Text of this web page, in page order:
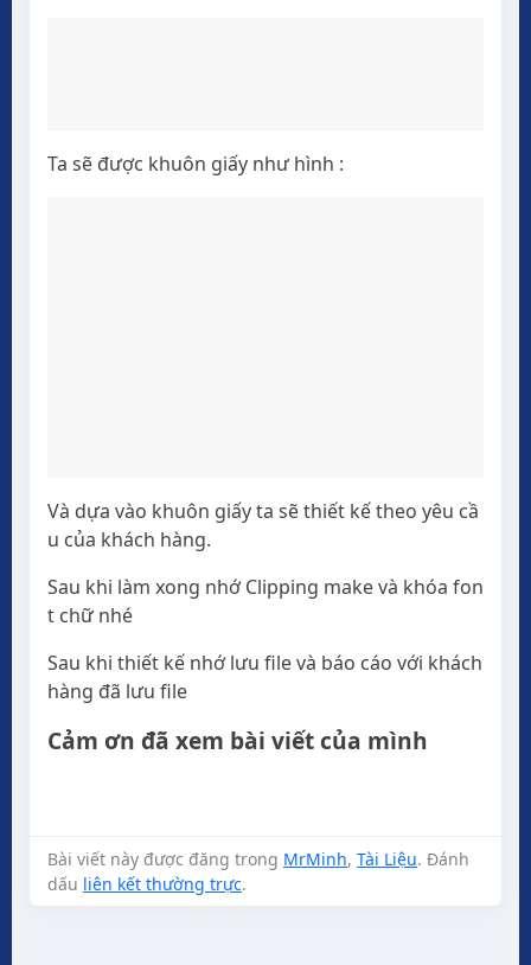
Ta sẽ được khuôn giấy như hình :
Và dựa vào khuôn giấy ta sẽ thiết kế theo yêu cầ
u của khách hàng.
Sau khi làm xong nhớ Clipping make và khóa fon
t chữ nhé
Sau khi thiết kế nhớ lưu file và báo cáo với khách
hàng đã lưu file
Cảm ơn đã xem bài viết của mình
Bài viết này được đăng trong MrMinh, Tài Liệu. Đánh
dấu liên kết thường trực.